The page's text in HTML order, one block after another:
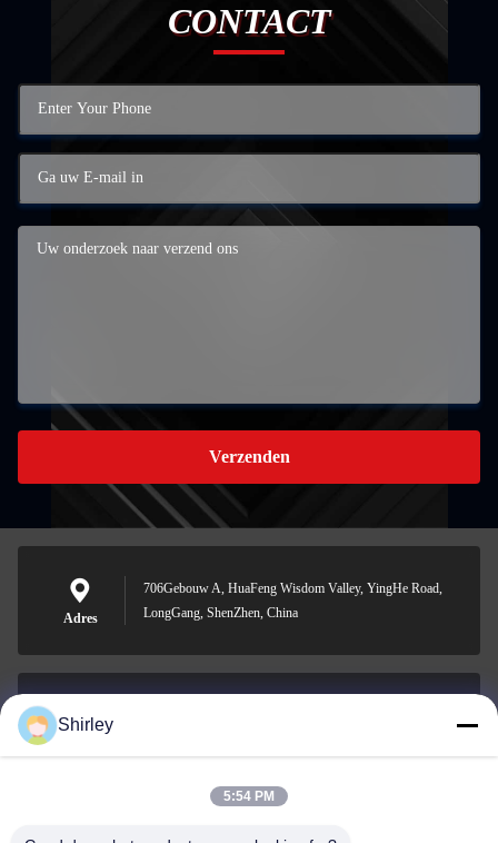
CONTACT
Verzenden
Adres
706Gebouw A, HuaFeng Wisdom Valley, YingHe Road,
LongGang, ShenZhen, China
Shirley
5:54 PM